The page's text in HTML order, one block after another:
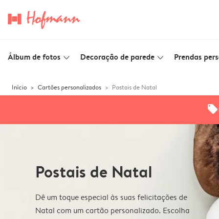
Álbum de fotos slim_arrow_down Decoração de parede slim_arrow_down Prendas
Início Cartões personalizados Postais de Natal
offers
Postais de Natal
Dê um toque especial às suas felicitações de
Natal com um cartão personalizado. Escolha